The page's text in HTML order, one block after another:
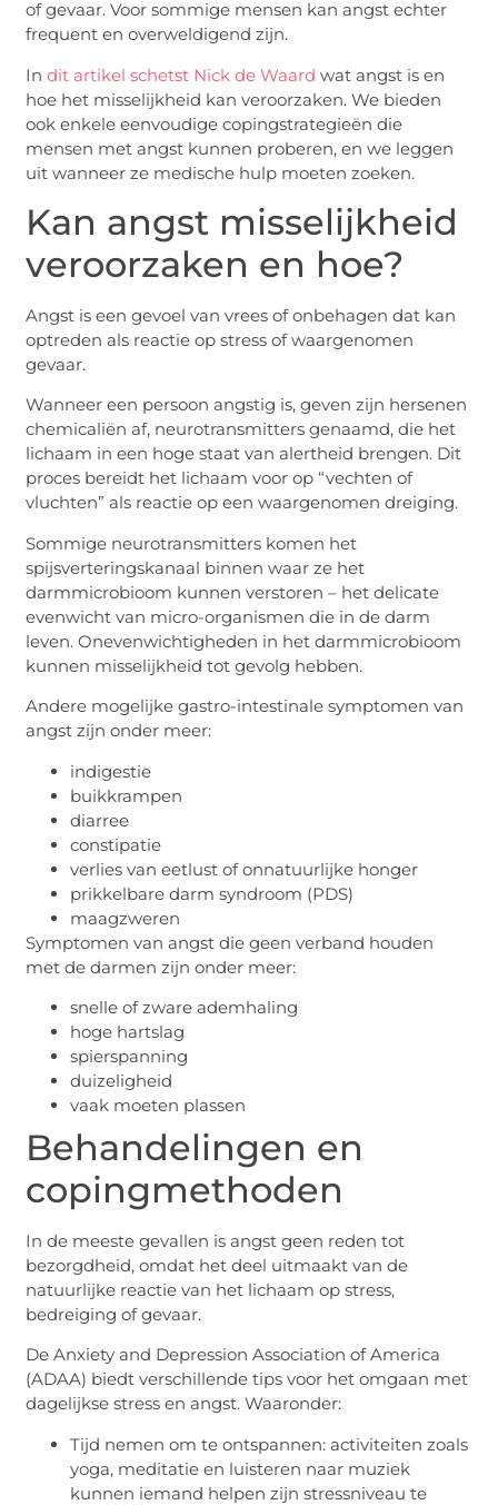
of gevaar. Voor sommige mensen kan angst echter
frequent en overweldigend zijn.
Indit artikel schetst Nick de Waard wat angst is en
hoe het misselijkheid kan veroorzaken. We bieden
ook enkele eenvoudige copingstrategieën die
mensen met angst kunnen proberen, en we leggen
uit wanneer ze medische hulp moeten zoeken.
Kan angst misselijkheid
veroorzaken en hoe?
Angst is een gevoel van vrees of onbehagen dat kan
optreden als reactie op stress of waargenomen
gevaar.
Wanneer een persoon angstig is, geven zijn hersenen
chemicaliën af, neurotransmitters genaamd, die het
lichaam in een hoge staat van alertheid brengen. Dit
proces bereidt het lichaam voor op “vechten of
vluchten” als reactie op een waargenomen dreiging.
Sommige neurotransmitters komen het
spijsverteringskanaal binnen waar ze het
darmmicrobioom kunnen verstoren – het delicate
evenwicht van micro-organismen die in de darm
leven. Onevenwichtigheden in het darmmicrobioom
kunnen misselijkheid tot gevolg hebben.
Andere mogelijke gastro-intestinale symptomen van
angst zijn onder meer:
indigestie
buikkrampen
diarree
constipatie
verlies van eetlust of onnatuurlijke honger
prikkelbare darm syndroom (PDS)
maagzweren
Symptomen van angst die geen verband houden
met de darmen zijn onder meer:
snelle of zware ademhaling
hoge hartslag
spierspanning
duizeligheid
vaak moeten plassen
Behandelingen en
copingmethoden
In de meeste gevallen is angst geen reden tot
bezorgdheid, omdat het deel uitmaakt van de
natuurlijke reactie van het lichaam op stress,
bedreiging of gevaar.
De Anxiety and Depression Association of America
(ADAA) biedt verschillende tips voor het omgaan met
dagelijkse stress en angst. Waaronder:
Tijd nemen om te ontspannen: activiteiten zoals
yoga, meditatie en luisteren naar muziek
kunnen iemand helpen zijn stressniveau te